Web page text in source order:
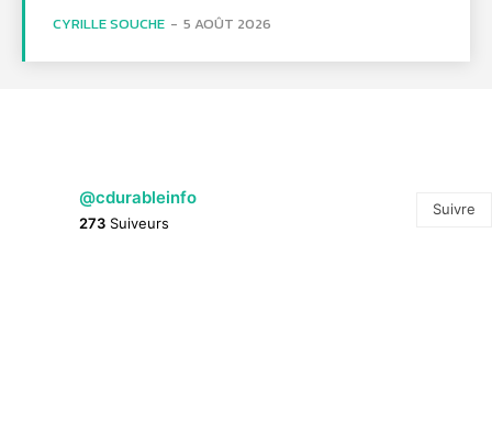
CYRILLE SOUCHE - 5 AOÛT 2026
@cdurableinfo
273 Suiveurs
Suivre